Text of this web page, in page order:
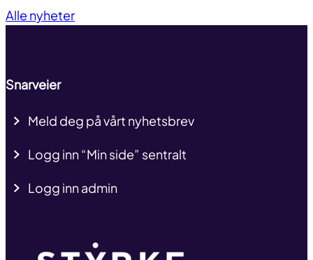
Alle nyheter
Snarveier
Meld deg på vårt nyhetsbrev
Logg inn “Min side” sentralt
Logg inn admin